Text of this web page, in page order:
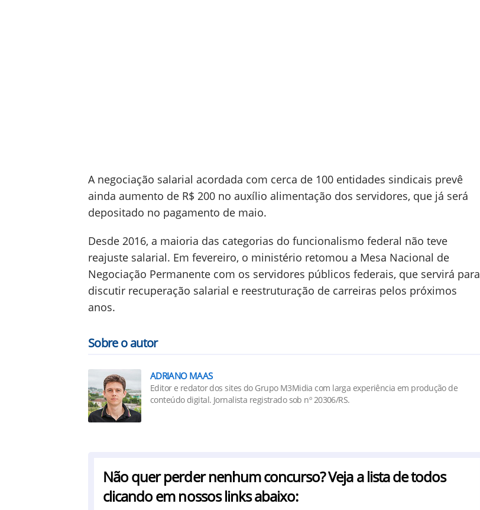
A negociação salarial acordada com cerca de 100 entidades sindicais prevê
ainda aumento de R$ 200 no auxílio alimentação dos servidores, que já será
depositado no pagamento de maio.
Desde 2016, a maioria das categorias do funcionalismo federal não teve
reajuste salarial. Em fevereiro, o ministério retomou a Mesa Nacional de
Negociação Permanente com os servidores públicos federais, que servirá para
discutir recuperação salarial e reestruturação de carreiras pelos próximos
anos.
Sobre o autor
ADRIANO MAAS
Editor e redator dos sites do Grupo M3Midia com larga experiência em produção de
conteúdo digital. Jornalista registrado sob nº 20306/RS.
Não quer perder nenhum concurso? Veja a lista de todos
clicando em nossos links abaixo: